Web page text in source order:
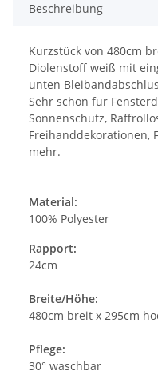
Beschreibung
Kurzstück von 480cm
Diolenstoff weiß mit
unten
Sehr schön für
Sonnenschutz,
Freihanddekorationen,
mehr.
Material:
100% Polyester
Rapport:
24cm
Breite/Höhe:
480cm breit x 295cm
Pflege:
30° waschbar